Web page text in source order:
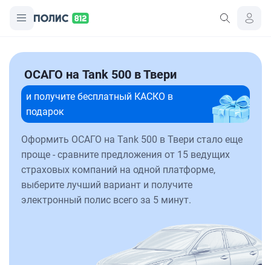
ОСАГО на Tank 500 в Твери
и получите бесплатный КАСКО в
подарок
Оформить ОСАГО на Tank 500 в Твери стало еще
проще - сравните предложения от 15 ведущих
страховых компаний на одной платформе,
выберите лучший вариант и получите
электронный полис всего за 5 минут.